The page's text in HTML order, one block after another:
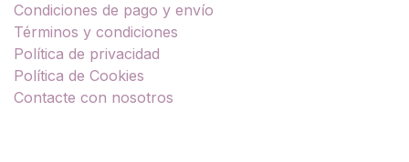
Condiciones de pago y envío
Términos y condiciones
Política de privacidad
Política de Cookies
Contacte con nosotros